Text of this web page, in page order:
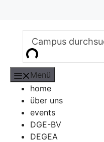
springen
Menü
home
über uns
events
DGE-BV
DEGEA